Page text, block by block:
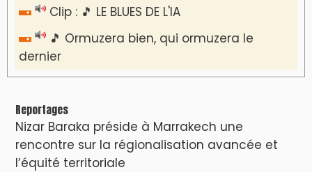
Clip : 🎵 LE BLUES DE L'IA
🎵 Ormuzera bien, qui ormuzera le
dernier
Reportages
Nizar Baraka préside à Marrakech une
rencontre sur la régionalisation avancée et
l’équité territoriale